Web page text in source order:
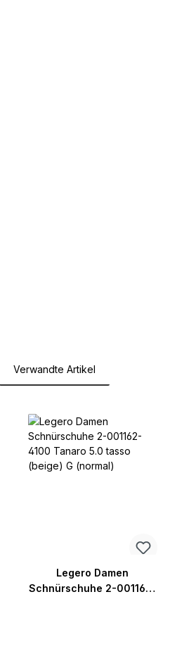
Verwandte Artikel
Legero Damen
Schnürschuhe 2-001162-